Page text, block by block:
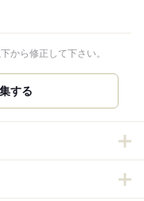
から修正して下さい。
する